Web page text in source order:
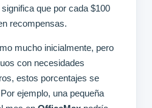
que por cada $100
recompensas.
mucho inicialmente, pero
con necesidades
estos porcentajes se
ejemplo, una pequeña